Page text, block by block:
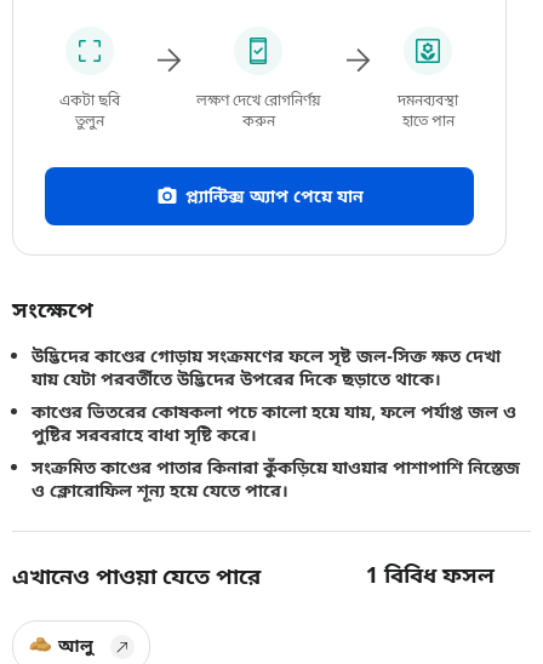
একটা ছবি
তুলুন
লক্ষণ দেখে রোগনির্ণয়
করুন
দমনব্যবস্থা
হাতে পান
প্ল্যান্টিক্স অ্যাপ পেয়ে যান
সংক্ষেপে
উদ্ভিদের কাণ্ডের গোড়ায় সংক্রমণের ফলে সৃষ্ট জল-সিক্ত ক্ষত দেখা
যায় যেটা পরবর্তীতে উদ্ভিদের উপরের দিকে ছড়াতে থাকে।
কাণ্ডের ভিতরের কোষকলা পচে কালো হয়ে যায়, ফলে পর্যাপ্ত জল ও
পুষ্টির সরবরাহে বাধা সৃষ্টি করে।
সংক্রমিত কাণ্ডের পাতার কিনারা কুঁকড়িয়ে যাওয়ার পাশাপাশি নিস্তেজ
ও ক্লোরোফিল শূন্য হয়ে যেতে পারে।
এখানেও পাওয়া যেতে পারে 1বিবিধ ফসল
আলু